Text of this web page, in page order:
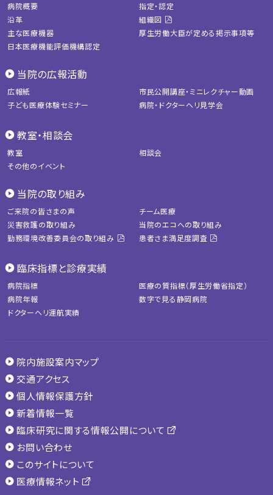
病院概要
指定・認定
沿革
組織図
主な医療機器
厚生労働大臣が定める掲示事項等
日本医療機能評価機構認定
当院の広報活動
広報紙
市民公開講座・ミニレクチャー動画
子ども医療体験セミナー
病院・ドクターヘリ見学会
教室・相談会
教室
相談会
その他のイベント
当院の取り組み
ご来院の皆さまの声
チーム医療
災害救護の取り組み
当院のエコへの取り組み
勤務環境改善委員会の取り組み
患者さま満足度調査
臨床指標と診療実績
病院指標
医療の質指標（厚生労働省指定）
病院年報
数字で見る静岡病院
ドクターヘリ運航実績
院内施設案内マップ
交通アクセス
個人情報保護方針
新着情報一覧
臨床研究に関する情報公開について
お問い合わせ
このサイトについて
医療情報ネット